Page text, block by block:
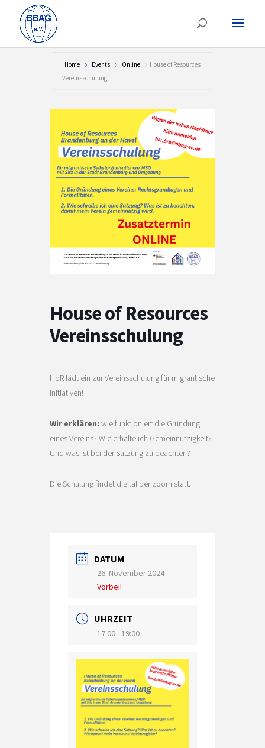
Home Events Online
House of Resources
Vereinsschulung
House of Resources
Vereinsschulung
HoR lädt ein zur Vereinsschulung für migrantische
Initiativen!
Wir erklären: wie funktioniert die Gründung
eines Vereins? Wie erhalte ich Gemeinnützigkeit?
Und was ist bei der Satzung zu beachten?
Die Schulung findet digital per zoom statt.
DATUM
26. November 2024
Vorbei!
UHRZEIT
17:00 - 19:00